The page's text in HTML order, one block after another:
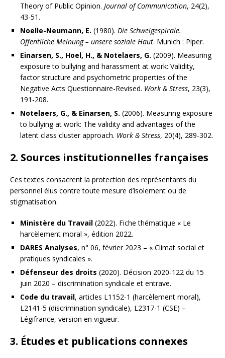
Theory of Public Opinion. Journal of Communication, 24(2),
43-51.
Noelle-Neumann, E. (1980). Die Schweigespirale.
Öffentliche Meinung – unsere soziale Haut. Munich : Piper.
Einarsen, S., Hoel, H., & Notelaers, G. (2009). Measuring
exposure to bullying and harassment at work: Validity,
factor structure and psychometric properties of the
Negative Acts Questionnaire-Revised. Work & Stress, 23(3),
191-208.
Notelaers, G., & Einarsen, S. (2006). Measuring exposure
to bullying at work: The validity and advantages of the
latent class cluster approach. Work & Stress, 20(4), 289-302.
2. Sources institutionnelles françaises
Ces textes consacrent la protection des représentants du
personnel élus contre toute mesure d’isolement ou de
stigmatisation.
Ministère du Travail (2022). Fiche thématique « Le
harcèlement moral », édition 2022.
DARES Analyses, n° 06, février 2023 – « Climat social et
pratiques syndicales ».
Défenseur des droits (2020). Décision 2020-122 du 15
juin 2020 – discrimination syndicale et entrave.
Code du travail, articles L1152-1 (harcèlement moral),
L2141-5 (discrimination syndicale), L2317-1 (CSE) –
Légifrance, version en vigueur.
3. Études et publications connexes